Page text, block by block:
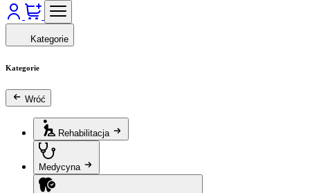
Kategorie
Kategorie
Wróć
Rehabilitacja
Medycyna